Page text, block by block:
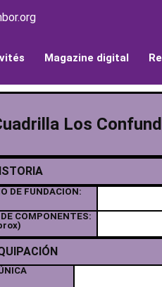
Magazine digital
Los
DE FUNDACION:
DE COMPONENTES: